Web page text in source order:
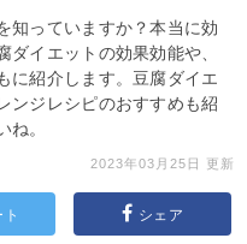
知っていますか？本当に効
イエットの効果効能や、
に紹介します。豆腐ダイエ
ンジレシピのおすすめも紹
ね。
2023年03月25日 更新
シェア